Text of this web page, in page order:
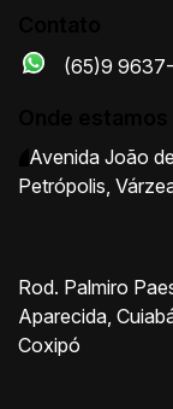
(65)9
Avenida João
Petrópolis
Rod. Palmiro
Aparecida,
Coxipó